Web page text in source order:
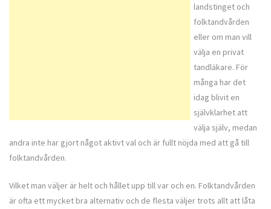
landstinget och
folktandvården
eller om man vill
välja en privat
tandläkare. För
många har det
idag blivit en
självklarhet att
välja själv, medan
andra inte har gjort något aktivt val och är fullt nöjda med att gå till
folktandvården.
Vilket man väljer är helt och hållet upp till var och en. Folktandvården
är ofta ett mycket bra alternativ och de flesta väljer trots allt att låta